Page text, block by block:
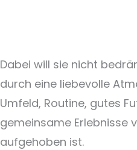
Dabei will sie nicht
durch eine liebevolle
Umfeld, Routine, gutes
gemeinsame Erlebnisse
aufgehoben ist.